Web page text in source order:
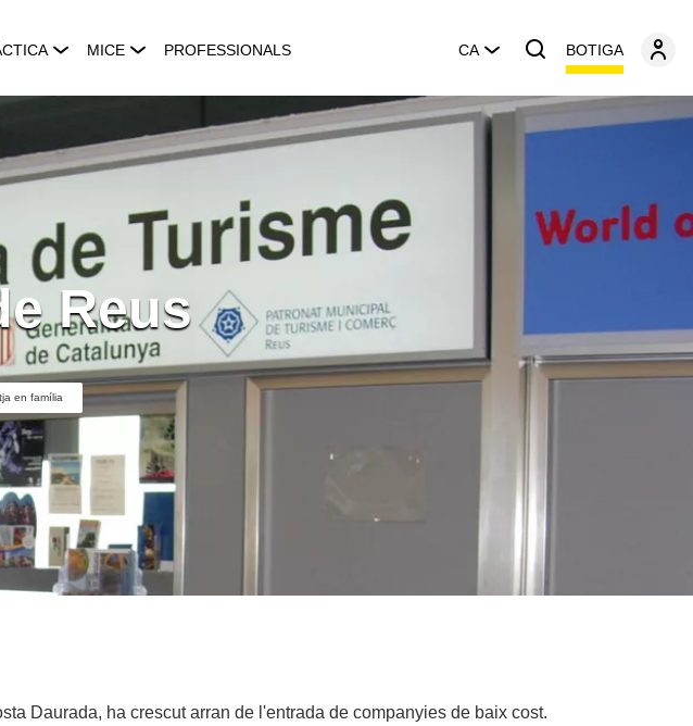
MICE PROFESSIONALS CA BOTIGA
Reus
en família
Daurada, ha crescut arran de l'entrada de companyies de baix cost.